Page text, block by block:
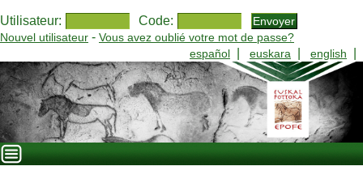
Utilisateur: Code:
Nouvel utilisateur - Vous avez oublié votre mot de passe?
español
euskara english